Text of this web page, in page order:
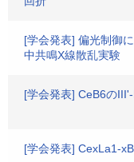
[学会発表] 偏光制御
中共鳴X線散乱実験
[学会発表] CeB6の
[学会発表] CexLa1-